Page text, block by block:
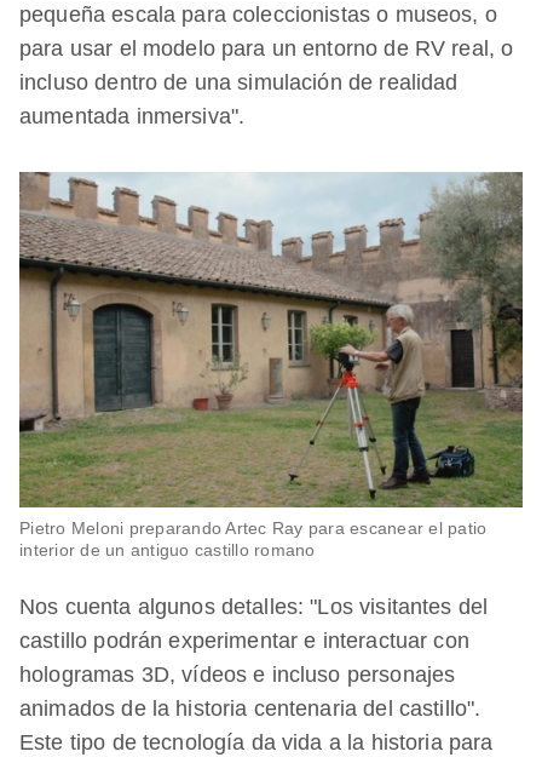
pequeña escala para coleccionistas o museos, o
para usar el modelo para un entorno de RV real, o
incluso dentro de una simulación de realidad
aumentada inmersiva".
Pietro Meloni preparando Artec Ray para escanear el patio
interior de un antiguo castillo romano
Nos cuenta algunos detalles: "Los visitantes del
castillo podrán experimentar e interactuar con
hologramas 3D, vídeos e incluso personajes
animados de la historia centenaria del castillo".
Este tipo de tecnología da vida a la historia para